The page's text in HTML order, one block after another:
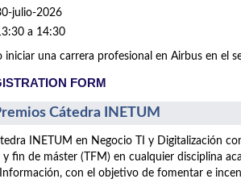
julio-2026
a 14:30
iniciar una carrera profesional en Airbus en el
FORM
Cátedra INETUM
INETUM en Negocio TI y Digitalización
y fin de máster (TFM) en cualquier disciplina
con el objetivo de fomentar e